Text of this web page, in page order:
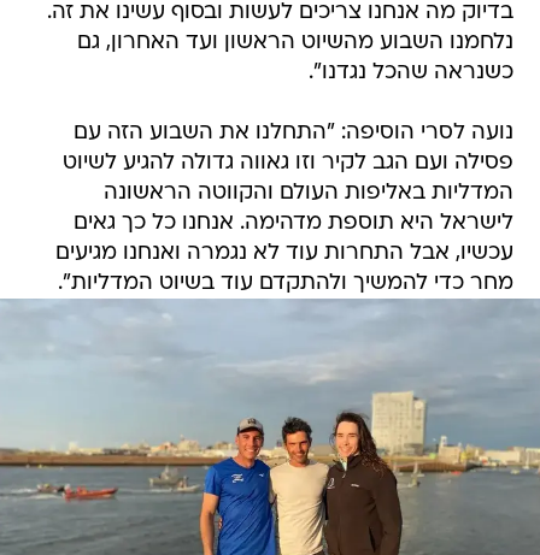
בדיוק מה אנחנו צריכים לעשות ובסוף עשינו את זה.
נלחמנו השבוע מהשיוט הראשון ועד האחרון, גם
כשנראה שהכל נגדנו".
נועה לסרי הוסיפה: "התחלנו את השבוע הזה עם
פסילה ועם הגב לקיר וזו גאווה גדולה להגיע לשיוט
המדליות באליפות העולם והקווטה הראשונה
לישראל היא תוספת מדהימה. אנחנו כל כך גאים
עכשיו, אבל התחרות עוד לא נגמרה ואנחנו מגיעים
מחר כדי להמשיך ולהתקדם עוד בשיוט המדליות".